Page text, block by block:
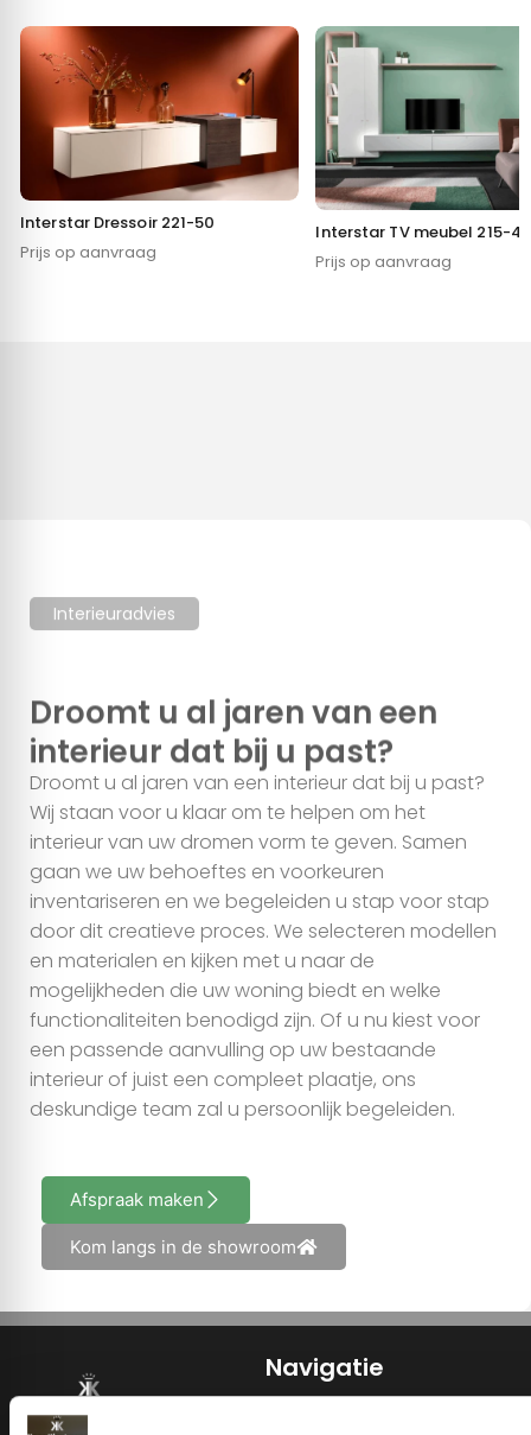
kunnen deze gegevens combineren met andere informatie
die u aan ze heeft verstrekt of die ze hebben verzameld op
Alles toestaan
Aanpassen
Interstar Dressoir 221-50
Prijs op aanvraag
Interstar TV meubel 215-
Prijs op aanvraag
Interieuradvies
Droomt u al jaren van een
interieur dat bij u past?
Droomt u al jaren van een interieur dat bij u past?
Wij staan voor u klaar om te helpen om het
interieur van uw dromen vorm te geven. Samen
gaan we uw behoeftes en voorkeuren
inventariseren en we begeleiden u stap voor stap
door dit creatieve proces. We selecteren modellen
en materialen en kijken met u naar de
mogelijkheden die uw woning biedt en welke
functionaliteiten benodigd zijn. Of u nu kiest voor
een passende aanvulling op uw bestaande
interieur of juist een compleet plaatje, ons
deskundige team zal u persoonlijk begeleiden.
Afspraak maken
Kom langs in de showroom
Navigatie